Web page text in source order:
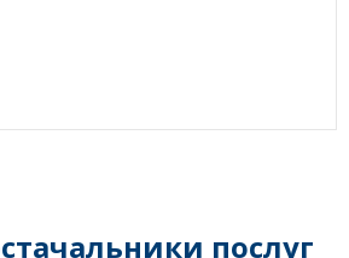
послуг